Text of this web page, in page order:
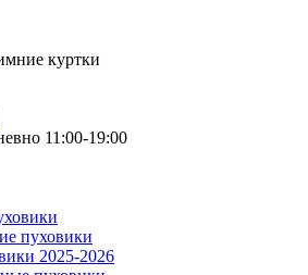
куртки
11:00-19:00
пуховики
2025-2026